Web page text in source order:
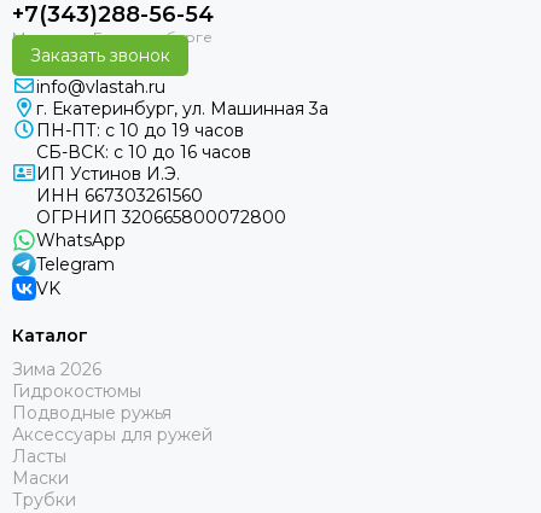
+7(343)288-56-54
Заказать звонок
info@vlastah.ru
г. Екатеринбург, ул. Машинная 3а
ПН-ПТ: с 10 до 19 часов
СБ-ВСК: с 10 до 16 часов
ИП Устинов И.Э.
ИНН 667303261560
ОГРНИП 320665800072800
WhatsApp
Telegram
VK
Каталог
Зима 2026
Гидрокостюмы
Подводные ружья
Аксессуары для ружей
Ласты
Маски
Трубки